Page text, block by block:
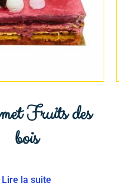
Fruits des
bois
Lire la suite